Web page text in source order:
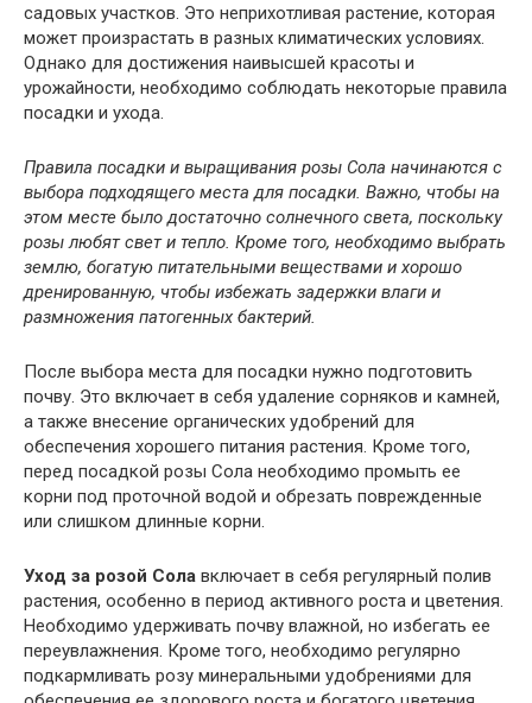
садовых участков. Это неприхотливая растение, которая
может произрастать в разных климатических условиях.
Однако для достижения наивысшей красоты и
урожайности, необходимо соблюдать некоторые правила
посадки и ухода.
Правила посадки и выращивания розы Сола начинаются с
выбора подходящего места для посадки. Важно, чтобы на
этом месте было достаточно солнечного света, поскольку
розы любят свет и тепло. Кроме того, необходимо выбрать
землю, богатую питательными веществами и хорошо
дренированную, чтобы избежать задержки влаги и
размножения патогенных бактерий.
После выбора места для посадки нужно подготовить
почву. Это включает в себя удаление сорняков и камней,
а также внесение органических удобрений для
обеспечения хорошего питания растения. Кроме того,
перед посадкой розы Сола необходимо промыть ее
корни под проточной водой и обрезать поврежденные
или слишком длинные корни.
Уход за розой Сола включает в себя регулярный полив
растения, особенно в период активного роста и цветения.
Необходимо удерживать почву влажной, но избегать ее
переувлажнения. Кроме того, необходимо регулярно
подкармливать розу минеральными удобрениями для